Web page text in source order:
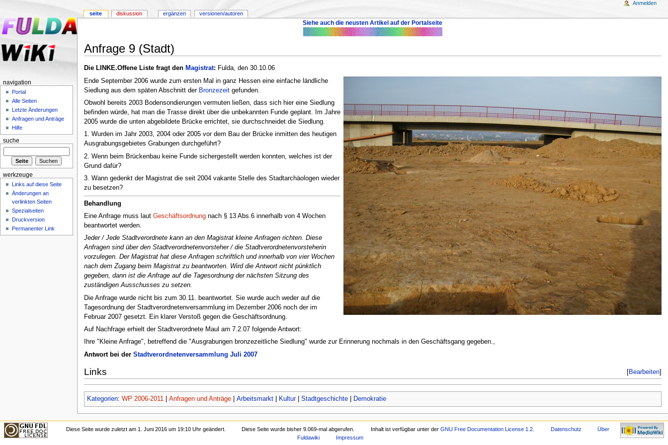
Siehe auch die neusten Artikel auf der Portalseite
Anfrage 9 (Stadt)
Die LINKE.Offene Liste fragt den Magistrat: Fulda, den 30.10.06
Ende September 2006 wurde zum ersten Mal in ganz Hessen eine einfache ländliche
Siedlung aus dem späten Abschnitt der Bronzezeitgefunden.
Obwohl bereits 2003 Bodensondierungen vermuten ließen, dass sich hier eine Siedlung
befinden würde, hat man die Trasse direkt über die unbekannten Funde geplant. Im Jahre
2005 wurde die unten abgebildete Brücke errichtet, sie durchschneidet die Siedlung.
1. Wurden im Jahr 2003, 2004 oder 2005 vor dem Bau der Brücke inmitten des heutigen
Ausgrabungsgebietes Grabungen durchgeführt?
2. Wenn beim Brückenbau keine Funde sichergestellt werden konnten, welches ist der
Grund dafür?
3. Wann gedenkt der Magistrat die seit 2004 vakante Stelle des Stadtarchäologen wieder
zu besetzen?
Behandlung
Eine Anfrage muss laut Geschäftsordnungnach § 13 Abs.6 innerhalb von 4 Wochen
beantwortet werden.
Jeder / Jede Stadtverordnete kann an den Magistrat kleine Anfragen richten. Diese
Anfragen sind über den Stadtverordnetenvorsteher / die Stadtverordnetenvorsteherin
vorzulegen. Der Magistrat hat diese Anfragen schriftlich und innerhalb von vier Wochen
nach dem Zugang beim Magistrat zu beantworten. Wird die Antwort nicht pünktlich
gegeben, dann ist die Anfrage auf die Tagesordnung der nächsten Sitzung des
zuständigen Ausschusses zu setzen.
Die Anfrage wurde nicht bis zum 30.11. beantwortet. Sie wurde auch weder auf die
Tagesordnung der Stadtverordnetenversammlung im Dezember 2006 noch der im
Februar 2007 gesetzt. Ein klarer Verstoß gegen die Geschäftsordnung.
Auf Nachfrage erhielt der Stadtverordnete Maul am 7.2.07 folgende Antwort:
Ihre "Kleine Anfrage", betreffend die "Ausgrabungen bronzezeitliche Siedlung" wurde zur Erinnerung nochmals in den Geschäftsgang gegeben.,
Antwort bei der Stadtverordnetenversammlung Juli 2007
[Bearbeiten]
Links
Kategorien: WP 2006-2011| Anfragen und Anträge| Arbeitsmarkt| Kultur| Stadtgeschichte| Demokratie
seite diskussion ergänzen versionen/autoren
Anmelden
navigation
Portal
Alle Seiten
Letzte Änderungen
Anfragen und Anträge
Hilfe
suche
werkzeuge
Links auf diese Seite
Änderungen an
verlinkten Seiten
Spezialseiten
Druckversion
Permanenter Link
Diese Seite wurde zuletzt am 1. Juni 2016 um 19:10 Uhr geändert. Diese Seite wurde bisher 9.069-mal abgerufen. Inhalt ist verfügbar unter der GNU Free Documentation License 1.2. Datenschutz
Über
Fuldawiki
Impressum